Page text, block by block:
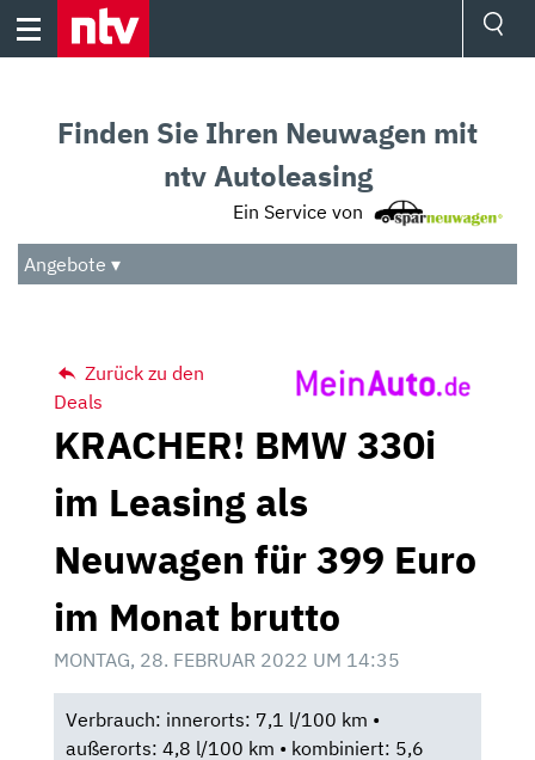
Skip
Audio
Das Beste
Finden Sie Ihren Neuwagen mit
ntv Autoleasing
Ein Service von
Angebote ▾
Zurück zu den
Deals
KRACHER! BMW 330i
im Leasing als
Neuwagen für 399 Euro
im Monat brutto
MONTAG, 28. FEBRUAR 2022 UM 14:35
Verbrauch: innerorts: 7,1 l/100 km •
außerorts: 4,8 l/100 km • kombiniert: 5,6